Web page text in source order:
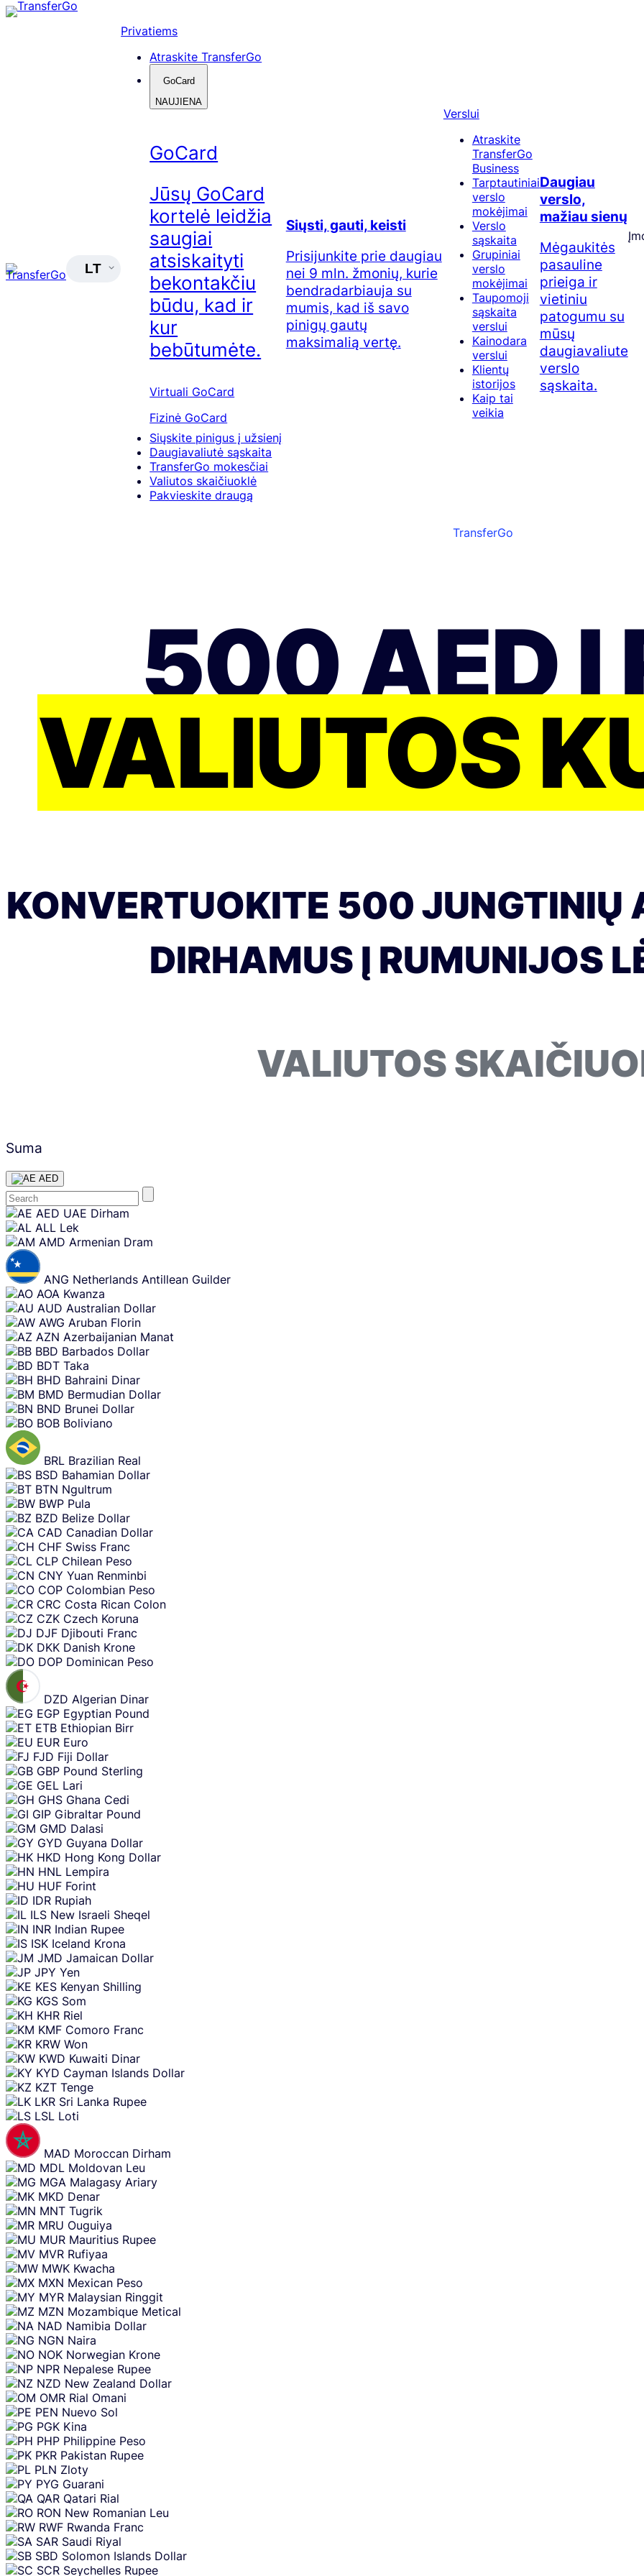
Skip
LT
Privatiems
Atraskite TransferGo
GoCard
NAUJIENA
GoCard
Jūsų GoCard
kortelė leidžia
saugiai
atsiskaityti
bekontakčiu
būdu, kad ir
kur
bebūtumėte.
Virtuali GoCard
Fizinė GoCard
Siųskite pinigus į užsienį
Daugiavaliutė sąskaita
TransferGo mokesčiai
Valiutos skaičiuoklė
Pakvieskite draugą
Siųsti, gauti, keisti
Prisijunkite prie daugiau
nei 9 mln. žmonių, kurie
bendradarbiauja su
mumis, kad iš savo
pinigų gautų
maksimalią vertę.
Verslui
Atraskite
TransferGo
Business
Tarptautiniai
verslo
mokėjimai
Verslo
sąskaita
Grupiniai
verslo
mokėjimai
Taupomoji
sąskaita
verslui
Kainodara
verslui
Klientų
istorijos
Kaip tai
veikia
Daugiau
verslo,
mažiau sienų
Mėgaukitės
pasauline
prieiga ir
vietiniu
patogumu su
mūsų
daugiavaliute
verslo
sąskaita.
TransferGo
500 AED Į
VALIUTOS
KONVERTUOKITE 500 JUNGTINIŲ
DIRHAMUS Į RUMUNIJOS
VALIUTOS
Suma
AED
Skip
content
AED UAE Dirham
ALL Lek
AMD Armenian Dram
ANG Netherlands Antillean Guilder
AOA Kwanza
AUD Australian Dollar
AWG Aruban Florin
AZN Azerbaijanian Manat
BBD Barbados Dollar
BDT Taka
BHD Bahraini Dinar
BMD Bermudian Dollar
BND Brunei Dollar
BOB Boliviano
BRL Brazilian Real
BSD Bahamian Dollar
BTN Ngultrum
BWP Pula
BZD Belize Dollar
CAD Canadian Dollar
CHF Swiss Franc
CLP Chilean Peso
CNY Yuan Renminbi
COP Colombian Peso
CRC Costa Rican Colon
CZK Czech Koruna
DJF Djibouti Franc
DKK Danish Krone
DOP Dominican Peso
DZD Algerian Dinar
EGP Egyptian Pound
ETB Ethiopian Birr
EUR Euro
FJD Fiji Dollar
GBP Pound Sterling
GEL Lari
GHS Ghana Cedi
GIP Gibraltar Pound
GMD Dalasi
GYD Guyana Dollar
HKD Hong Kong Dollar
HNL Lempira
HUF Forint
IDR Rupiah
ILS New Israeli Sheqel
INR Indian Rupee
ISK Iceland Krona
JMD Jamaican Dollar
JPY Yen
KES Kenyan Shilling
KGS Som
KHR Riel
KMF Comoro Franc
KRW Won
KWD Kuwaiti Dinar
KYD Cayman Islands Dollar
KZT Tenge
LKR Sri Lanka Rupee
LSL Loti
MAD Moroccan Dirham
MDL Moldovan Leu
MGA Malagasy Ariary
MKD Denar
MNT Tugrik
MRU Ouguiya
MUR Mauritius Rupee
MVR Rufiyaa
MWK Kwacha
MXN Mexican Peso
MYR Malaysian Ringgit
MZN Mozambique Metical
NAD Namibia Dollar
NGN Naira
NOK Norwegian Krone
NPR Nepalese Rupee
NZD New Zealand Dollar
OMR Rial Omani
PEN Nuevo Sol
PGK Kina
PHP Philippine Peso
PKR Pakistan Rupee
PLN Zloty
PYG Guarani
QAR Qatari Rial
RON New Romanian Leu
RWF Rwanda Franc
SAR Saudi Riyal
SBD Solomon Islands Dollar
SCR Seychelles Rupee